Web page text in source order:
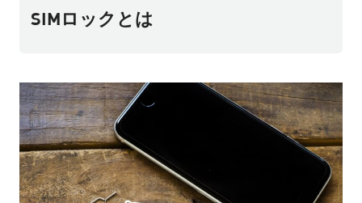
SIMロックとは